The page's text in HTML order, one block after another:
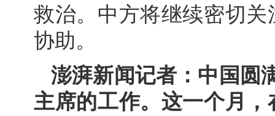
救治。中方将继续密切
协助。
澎湃新闻记者：中国圆
主席的工作。这一个月